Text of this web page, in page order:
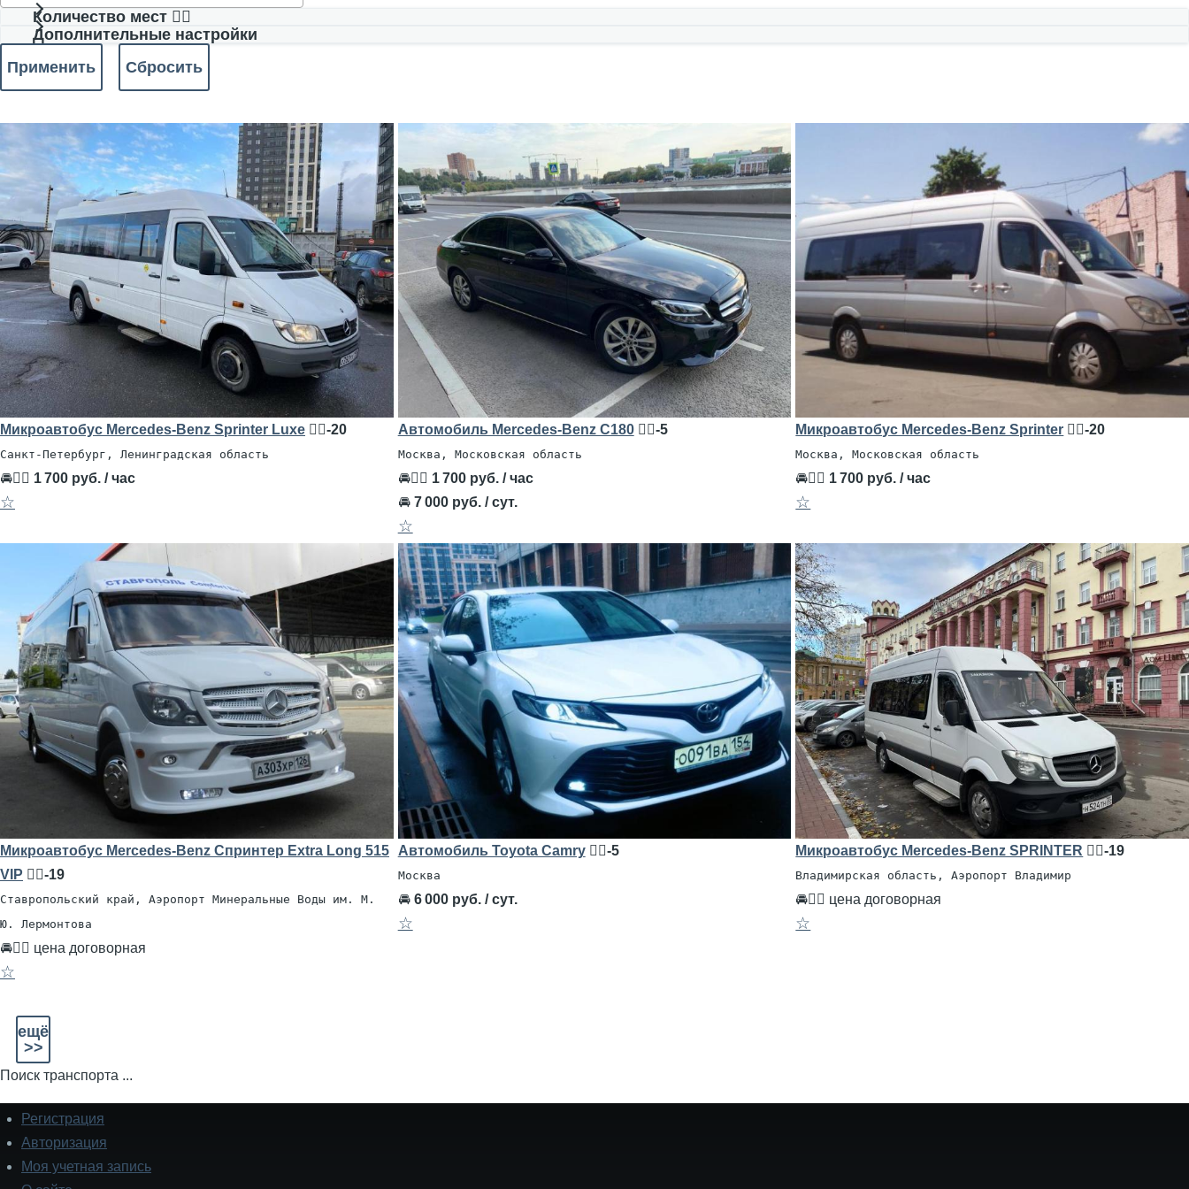
Количество мест 🧍‍♂️
Дополнительные настройки
Микроавтобус Mercedes-Benz Sprinter Luxe 🧍‍♂️-20
Санкт-Петербург, Ленинградская область
🚘👨‍✈ 1 700 руб. / час
☆
Автомобиль Mercedes-Benz C180 🧍‍♂️-5
Москва, Московская область
🚘👨‍✈ 1 700 руб. / час
🚘 7 000 руб. / сут.
☆
Микроавтобус Mercedes-Benz Sprinter 🧍‍♂️-20
Москва, Московская область
🚘👨‍✈ 1 700 руб. / час
☆
Микроавтобус Mercedes-Benz Спринтер Extra Long 515
VIP 🧍‍♂️-19
Ставропольский край, Аэропорт Минеральные Воды им. М.
Ю. Лермонтова
🚘👨‍✈ цена договорная
☆
Автомобиль Toyota Camry 🧍‍♂️-5
Москва
🚘 6 000 руб. / сут.
☆
Микроавтобус Mercedes-Benz SPRINTER 🧍‍♂️-19
Владимирская область, Аэропорт Владимир
🚘👨‍✈ цена договорная
☆
ещё
>>
Поиск транспорта ...
Подвал
Регистрация
Авторизация
Моя учетная запись